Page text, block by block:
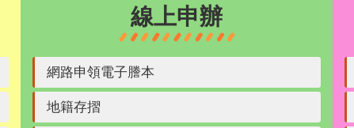
線上申辦
網路申領電子謄本
地籍存摺